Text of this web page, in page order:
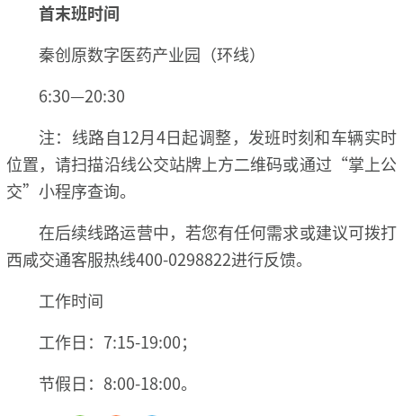
首末班时间
秦创原数字医药产业园（环线）
6:30—20:30
注：线路自12月4日起调整，发班时刻和车辆实时
位置，请扫描沿线公交站牌上方二维码或通过“掌上公
交”小程序查询。
在后续线路运营中，若您有任何需求或建议可拨打
西咸交通客服热线400-0298822进行反馈。
工作时间
工作日：7:15-19:00；
节假日：8:00-18:00。